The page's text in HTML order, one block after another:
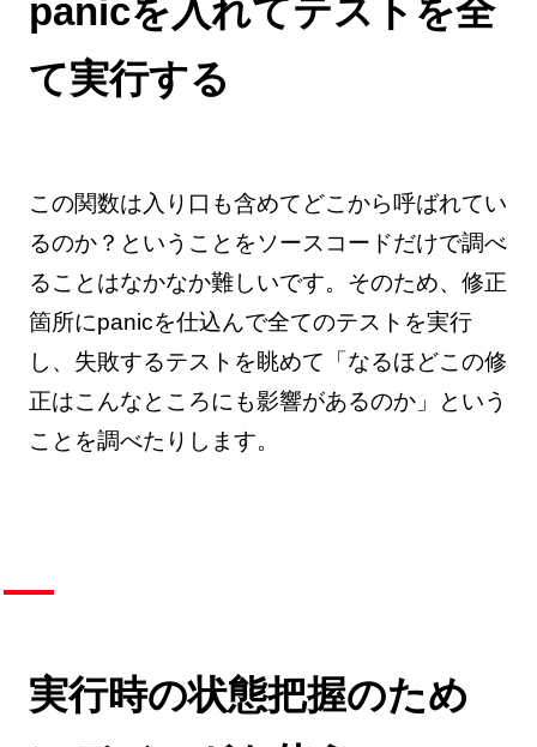
panicを入れてテストを全
て実行する
この関数は入り口も含めてどこから呼ばれてい
るのか？ということをソースコードだけで調べ
ることはなかなか難しいです。そのため、修正
箇所にpanicを仕込んで全てのテストを実行
し、失敗するテストを眺めて「なるほどこの修
正はこんなところにも影響があるのか」という
ことを調べたりします。
実行時の状態把握のため